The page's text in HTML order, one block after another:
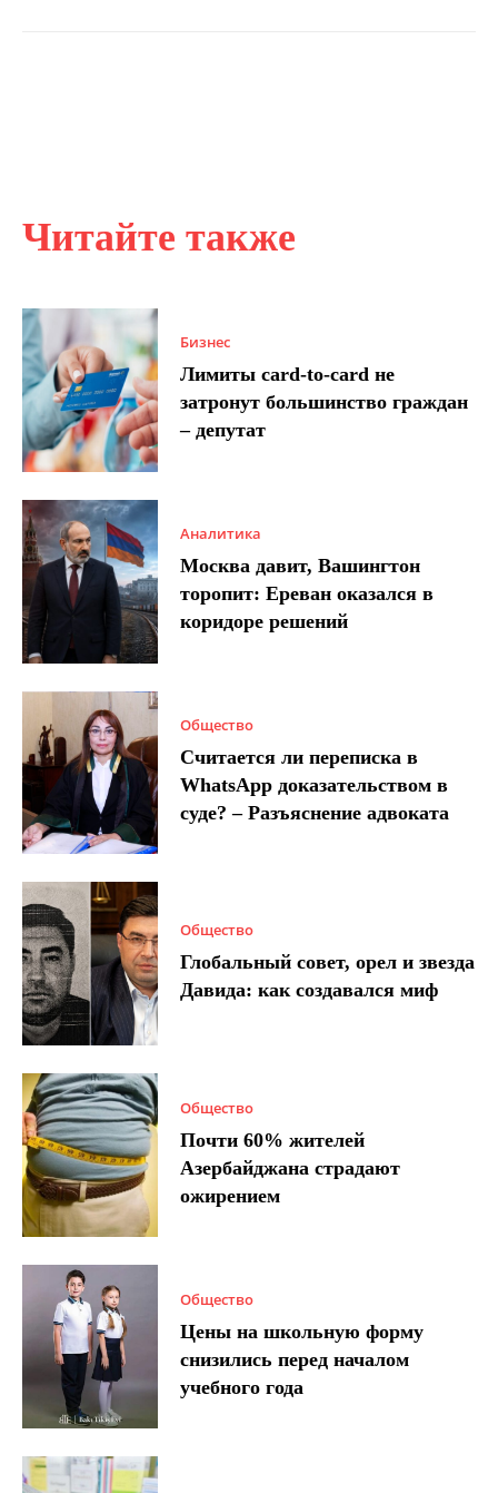
Читайте также
Бизнес
Лимиты card-to-card не
затронут большинство граждан
– депутат
Аналитика
Москва давит, Вашингтон
торопит: Ереван оказался в
коридоре решений
Общество
Считается ли переписка в
WhatsApp доказательством в
суде? – Разъяснение адвоката
Общество
Глобальный совет, орел и звезда
Давида: как создавался миф
Общество
Почти 60% жителей
Азербайджана страдают
ожирением
Общество
Цены на школьную форму
снизились перед началом
учебного года